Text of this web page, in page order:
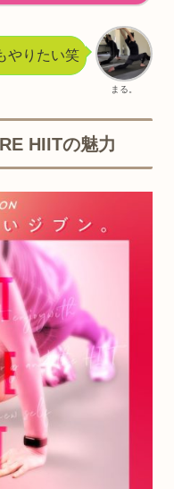
まる。
やりたい笑
HIITの魅力